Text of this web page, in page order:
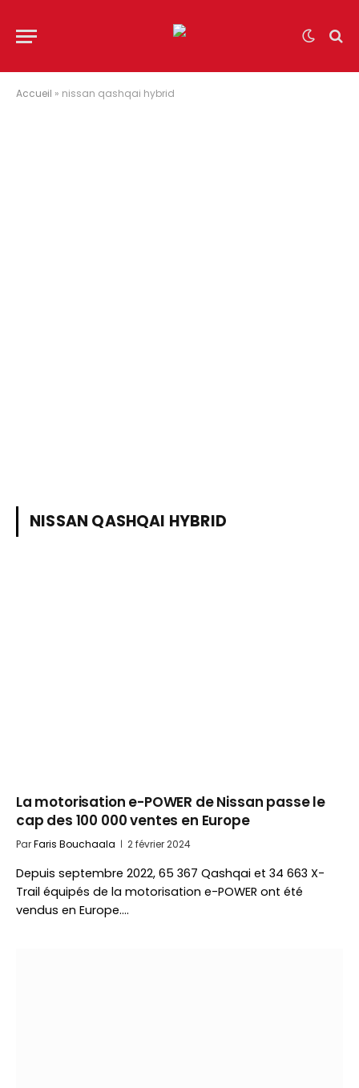
Accueil » nissan qashqai hybrid
NISSAN QASHQAI HYBRID
La motorisation e-POWER de Nissan passe le
cap des 100 000 ventes en Europe
ParFaris Bouchaala 2 février 2024
Depuis septembre 2022, 65 367 Qashqai et 34 663 X-
Trail équipés de la motorisation e-POWER ont été
vendus en Europe.…